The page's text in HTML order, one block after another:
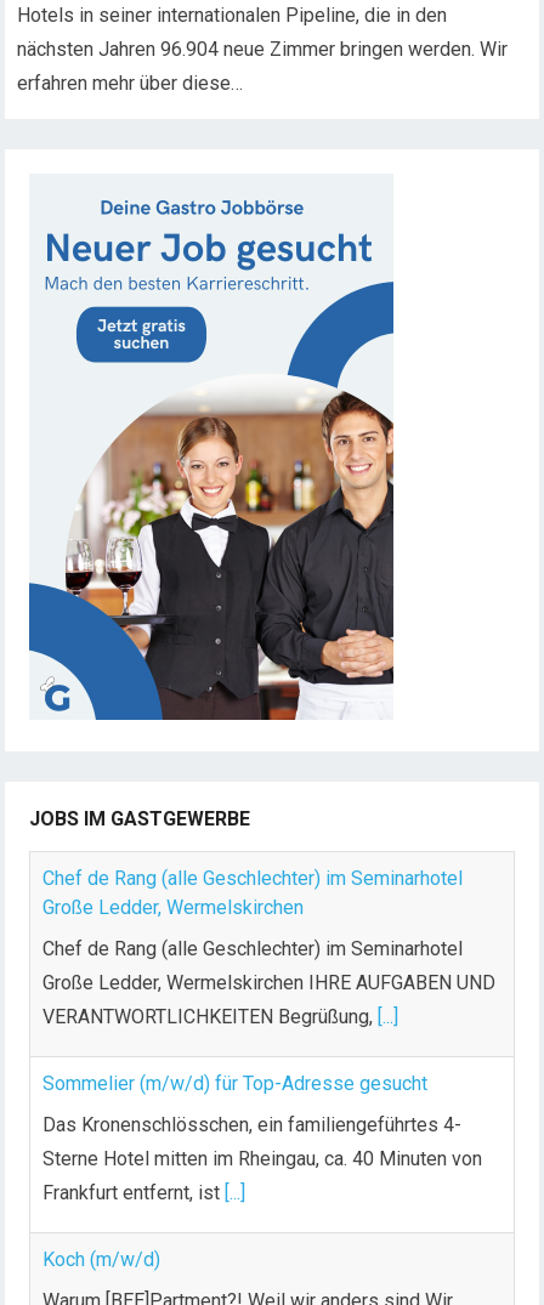
Hotels in seiner internationalen Pipeline, die in den
nächsten Jahren 96.904 neue Zimmer bringen werden. Wir
erfahren mehr über diese…
JOBS IM GASTGEWERBE
Chef de Rang (alle Geschlechter) im Seminarhotel
Große Ledder, Wermelskirchen
Chef de Rang (alle Geschlechter) im Seminarhotel
Große Ledder, Wermelskirchen IHRE AUFGABEN UND
VERANTWORTLICHKEITEN Begrüßung, [...]
Sommelier (m/w/d) für Top-Adresse gesucht
Das Kronenschlösschen, ein familiengeführtes 4-
Sterne Hotel mitten im Rheingau, ca. 40 Minuten von
Frankfurt entfernt, ist [...]
Koch (m/w/d)